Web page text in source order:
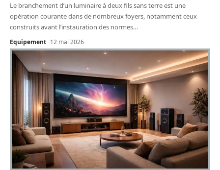
Le branchement d’un luminaire à deux fils sans terre est une
opération courante dans de nombreux foyers, notamment ceux
construits avant l’instauration des normes…
Equipement 12 mai 2026